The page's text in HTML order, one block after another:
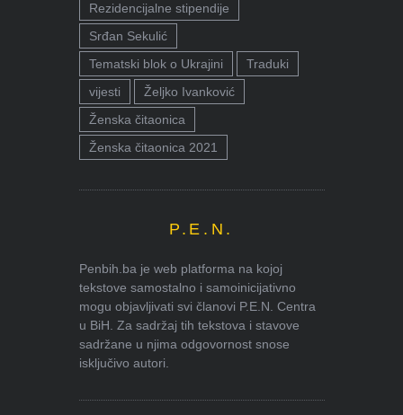
Rezidencijalne stipendije
Srđan Sekulić
Tematski blok o Ukrajini
Traduki
vijesti
Željko Ivanković
Ženska čitaonica
Ženska čitaonica 2021
P.E.N.
Penbih.ba je web platforma na kojoj
tekstove samostalno i samoinicijativno
mogu objavljivati svi članovi P.E.N. Centra
u BiH. Za sadržaj tih tekstova i stavove
sadržane u njima odgovornost snose
isključivo autori.